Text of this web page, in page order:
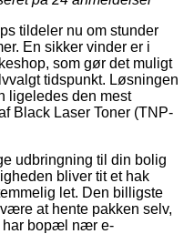
tildeler nu om stunder
En sikker vinder er i
som gør det muligt
tidspunkt. Løsningen
ligeledes den mest
Black Laser Toner (TNP-
udbringning til din bolig
bliver tit et hak
let. Den billigste
at hente pakken selv,
har bopæl nær e-